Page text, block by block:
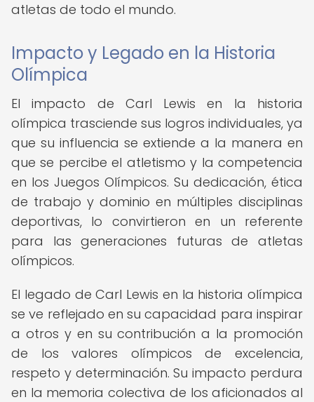
atletas de todo el mundo.
Impacto y Legado en la Historia
Olímpica
El impacto de Carl Lewis en la historia
olímpica trasciende sus logros individuales, ya
que su influencia se extiende a la manera en
que se percibe el atletismo y la competencia
en los Juegos Olímpicos. Su dedicación, ética
de trabajo y dominio en múltiples disciplinas
deportivas, lo convirtieron en un referente
para las generaciones futuras de atletas
olímpicos.
El legado de Carl Lewis en la historia olímpica
se ve reflejado en su capacidad para inspirar
a otros y en su contribución a la promoción
de los valores olímpicos de excelencia,
respeto y determinación. Su impacto perdura
en la memoria colectiva de los aficionados al